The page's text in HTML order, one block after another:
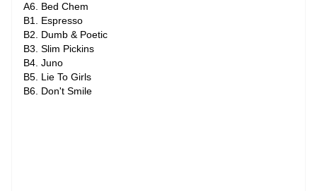
A6. Bed Chem
B1. Espresso
B2. Dumb & Poetic
B3. Slim Pickins
B4. Juno
B5. Lie To Girls
B6. Don't Smile